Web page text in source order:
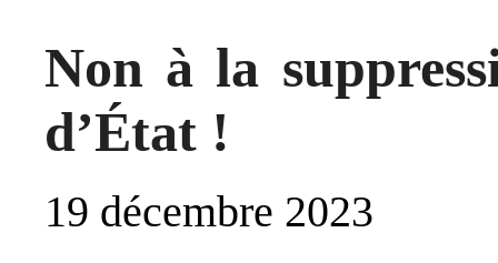
Non à la
d’État !
19 décembre 2023